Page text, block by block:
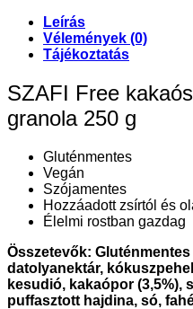
Leírás
Vélemények (0)
Tájékoztatás
SZAFI Free
granola 250 g
Gluténmentes
Vegán
Szójamentes
Hozzáadott zsírtól és
Élelmi rostban gazdag
Összetevők:
datolyanektár,
kesudió, kakaópor (3,5%),
puffasztott hajdina, só,